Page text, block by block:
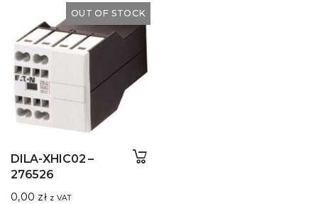
OUT OF STOCK
DILA-XHIC02 –
276526
0,00 zł z VAT